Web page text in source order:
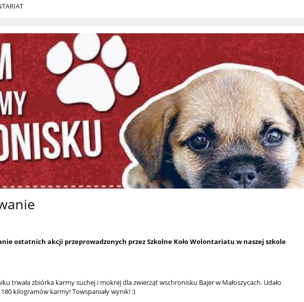
ostatnich akcji przeprowadzonych przez Szkolne Koło Wolontariatu w naszej szkole
trwała zbiórka karmy suchej i mokrej dla zwierząt wschronisku Bajer w Małoszycach. Udało
kilogramów karmy! Towspaniały wynik! :)